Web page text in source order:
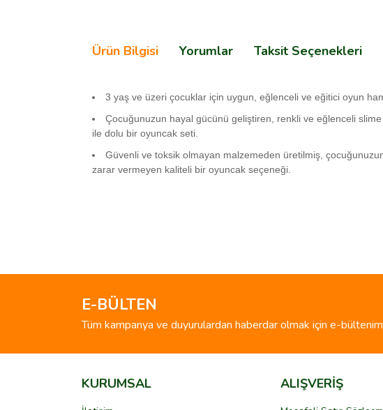
Ürün Bilgisi Yorumlar Taksit Seçenekleri
3 yaş ve üzeri çocuklar için uygun, eğlenceli ve eğitici oyun
Çocuğunuzun hayal gücünü geliştiren, renkli ve eğlenceli
ile dolu bir oyuncak seti.
Güvenli ve toksik olmayan malzemeden üretilmiş, çocuğunuzun
zarar vermeyen kaliteli bir oyuncak seçeneği.
Ürün resmi kalitesiz, bozuk veya görüntülenemiyor.
Bu ürüne benzer farklı alternatifler olmalı.
E-BÜLTEN
Tüm kampanya ve duyurulardan haberdar olmak için e-
KURUMSAL ALIŞVERİŞ